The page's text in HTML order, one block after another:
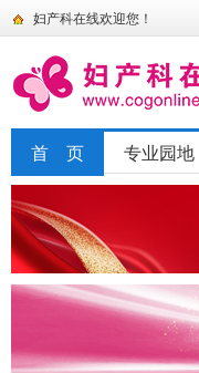
妇产科在线欢迎您！
首 页 专业园地